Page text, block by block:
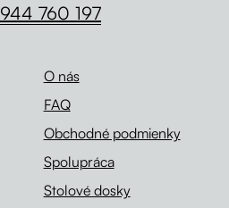
O nás
FAQ
Obchodné podmienky
Spolupráca
Stolové dosky
760 197